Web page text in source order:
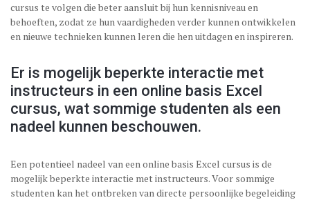
cursus te volgen die beter aansluit bij hun kennisniveau en
behoeften, zodat ze hun vaardigheden verder kunnen ontwikkelen
en nieuwe technieken kunnen leren die hen uitdagen en inspireren.
Er is mogelijk beperkte interactie met
instructeurs in een online basis Excel
cursus, wat sommige studenten als een
nadeel kunnen beschouwen.
Een potentieel nadeel van een online basis Excel cursus is de
mogelijk beperkte interactie met instructeurs. Voor sommige
studenten kan het ontbreken van directe persoonlijke begeleiding